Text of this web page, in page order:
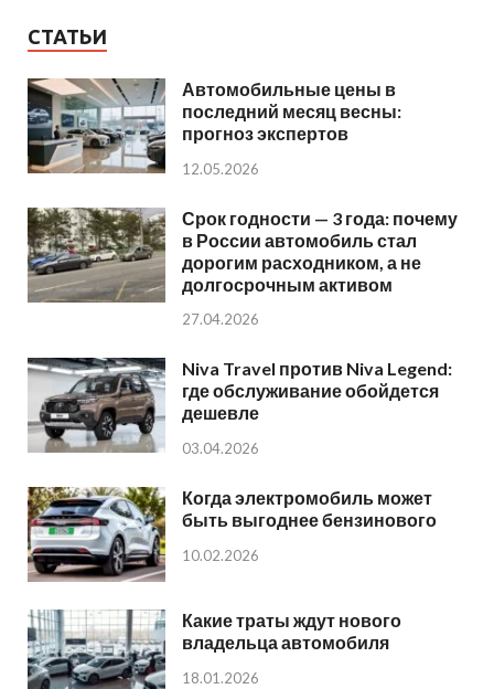
СТАТЬИ
Автомобильные цены в
последний месяц весны:
прогноз экспертов
12.05.2026
Срок годности — 3 года: почему
в России автомобиль стал
дорогим расходником, а не
долгосрочным активом
27.04.2026
Niva Travel против Niva Legend:
где обслуживание обойдется
дешевле
03.04.2026
Когда электромобиль может
быть выгоднее бензинового
10.02.2026
Какие траты ждут нового
владельца автомобиля
18.01.2026